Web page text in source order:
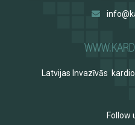
Latvijas Invazīvās
Follow